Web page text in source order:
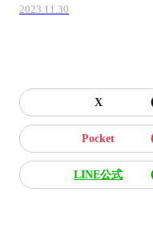
2023.11.30
X
Pocket
LINE公式